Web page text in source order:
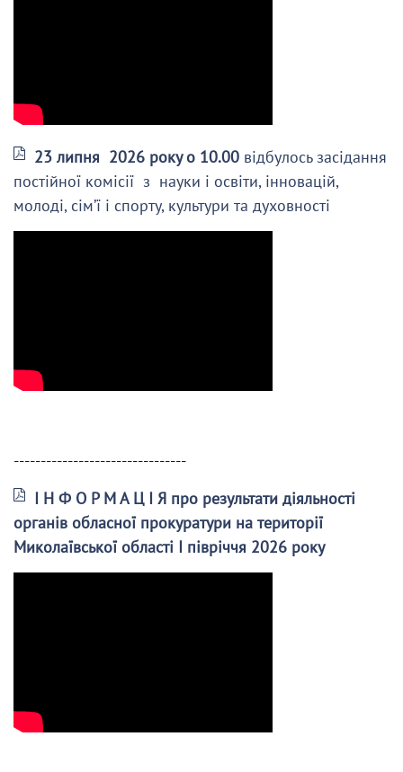
23 липня 2026 року о 10.00 відбулось засідання
постійної комісії з науки і освіти, інновацій,
молоді, сім’ї і спорту, культури та духовності
--------------------------------
І Н Ф О Р М А Ц І Я про результати діяльності
органів обласної прокуратури на території
Миколаївської області І півріччя 2026 року